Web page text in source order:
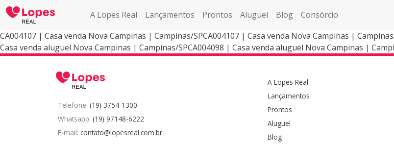
A Lopes Real Lançamentos Prontos Aluguel Blog Consórcio
CA004107 | Casa venda Nova Campinas | Campinas/SPCA004107 | Casa venda Nova Campinas |
Casa venda aluguel Nova Campinas | Campinas/SPCA004098 | Casa venda aluguel Nova Campinas |
Telefone: (19) 3754-1300
Whatsapp: (19) 97148-6222
E-mail: contato@lopesreal.com.br
A Lopes Real
Lançamentos
Prontos
Aluguel
Blog